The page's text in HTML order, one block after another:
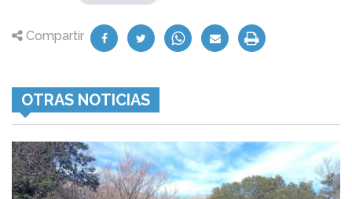
Compartir
OTRAS NOTICIAS